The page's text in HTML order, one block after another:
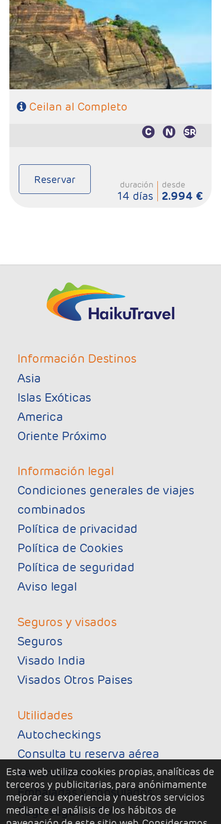
- Salidas: Según calendario
- Ruta: Colombo 1 noche, Jaffna 1 noche, Trinvomalee 2 noches,
Dambulla 2 noches, Kandy 2 noches, Ella 1 noche, Udawalawe 1
noche y Bentota 1 noche
- Categoría hotelera: Primera Superior
- Régimen: Según itinerario
SE NECESITA VISADO PARA VIAJAR A SRI LANKA
Ceilan al Completo
Reservar duración
14 días
desde
2.994 €
Información Destinos
Asia
Islas Exóticas
America
Oriente Próximo
Información legal
Condiciones generales de viajes
combinados
Política de privacidad
Política de Cookies
Política de seguridad
Aviso legal
Seguros y visados
Seguros
Visado India
Visados Otros Paises
Utilidades
Autocheckings
Consulta tu reserva aérea
Vacunaciones
Embajadas y consulados
Pago seguro TPV
Esta web utiliza cookies propias, analíticas de
terceros y publicitarias, para anónimamente
mejorar su experiencia y nuestros servicios
mediante el análisis de los hábitos de